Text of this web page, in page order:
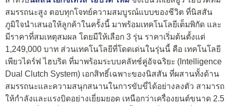
สมรรถนะสูง ตอบทุกโจทย์ความสมบูรณ์แบบของชีวิต ที่นิสสัน
ภูมิใจนำเสนอให้ลูกค้าในครั้งนี้ มาพร้อมเทคโนโลยีเต็มพิกัด และ
มีราคาที่สมเหตุสมผล โดยมีให้เลือก 3 รุ่น ราคาเริ่มต้นตั้งแต่
1,249,000 บาท ส่วนเทคโนโลยีที่โดดเด่นในรุ่นนี้ คือ เทคโนโลยี
เพียวไดร์ฟ ไฮบริด ที่มาพร้อมระบบคลัทช์คู่อัจฉริยะ (Intelligence
Dual Clutch System) เอกสิทธิ์เฉพาะของนิสสัน ที่ผสานทั้งด้าน
สมรรถนะและความสนุกสนานในการขับขี่ได้อย่างลงตัว สามารถ
ให้กำลังและแรงบิดอย่างเยี่ยมยอด เหนือกว่าเครื่องยนต์ขนาด 2.5